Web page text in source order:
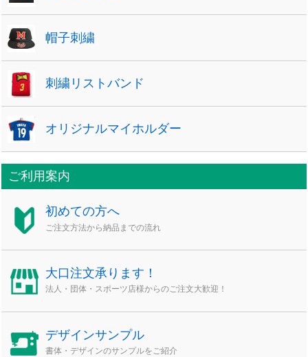
帽子刺繍
刺繍リストバンド
オリジナルマイホルダー
ご利用案内
初めての方へ
ご注文方法から納品までの流れ
大口注文承ります！
法人・団体・スポーツ店様からのご注文大歓迎！
デザインサンプル
書体・デザインのサンプルをご紹介